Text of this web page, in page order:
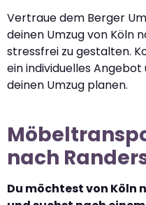
Vertraue dem Berger
deinen Umzug von Köln
stressfrei zu gestalten.
ein individuelles
deinen Umzug planen.
nach
Du möchtest von Köln